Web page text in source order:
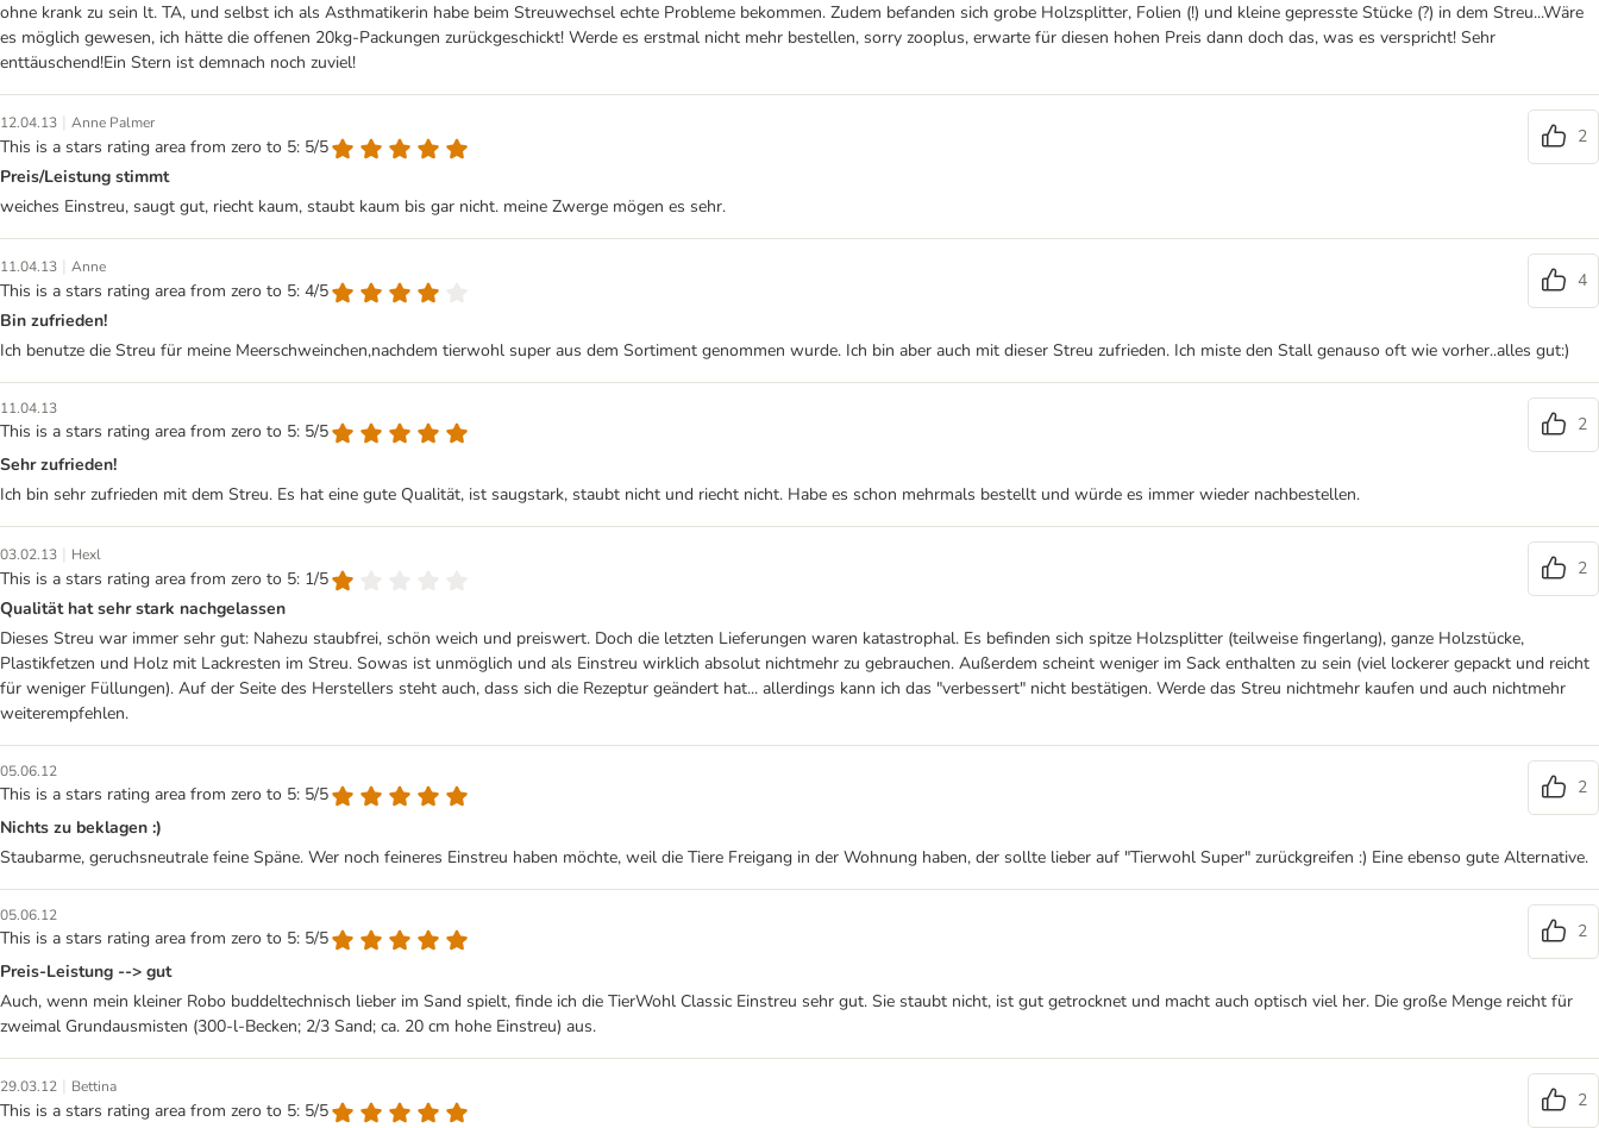
ohne krank zu sein lt. TA, und selbst ich als Asthmatikerin habe beim Streuwechsel echte Probleme bekommen. Zudem befanden sich grobe Holzsplitter, Folien (!) und kleine gepresste Stücke (?) in dem Streu...Wäre
es möglich gewesen, ich hätte die offenen 20kg-Packungen zurückgeschickt! Werde es erstmal nicht mehr bestellen, sorry zooplus, erwarte für diesen hohen Preis dann doch das, was es verspricht! Sehr
enttäuschend!Ein Stern ist demnach noch zuviel!
12.04.13 | Anne Palmer
This is a stars rating area from zero to 5: 5/5
2
Preis/Leistung stimmt
weiches Einstreu, saugt gut, riecht kaum, staubt kaum bis gar nicht. meine Zwerge mögen es sehr.
11.04.13 | Anne
This is a stars rating area from zero to 5: 4/5
4
Bin zufrieden!
Ich benutze die Streu für meine Meerschweinchen,nachdem tierwohl super aus dem Sortiment genommen wurde. Ich bin aber auch mit dieser Streu zufrieden. Ich miste den Stall genauso oft wie vorher..alles gut:)
11.04.13
This is a stars rating area from zero to 5: 5/5
2
Sehr zufrieden!
Ich bin sehr zufrieden mit dem Streu. Es hat eine gute Qualität, ist saugstark, staubt nicht und riecht nicht. Habe es schon mehrmals bestellt und würde es immer wieder nachbestellen.
03.02.13 | Hexl
This is a stars rating area from zero to 5: 1/5
2
Qualität hat sehr stark nachgelassen
Dieses Streu war immer sehr gut: Nahezu staubfrei, schön weich und preiswert. Doch die letzten Lieferungen waren katastrophal. Es befinden sich spitze Holzsplitter (teilweise fingerlang), ganze Holzstücke,
Plastikfetzen und Holz mit Lackresten im Streu. Sowas ist unmöglich und als Einstreu wirklich absolut nichtmehr zu gebrauchen. Außerdem scheint weniger im Sack enthalten zu sein (viel lockerer gepackt und reicht
für weniger Füllungen). Auf der Seite des Herstellers steht auch, dass sich die Rezeptur geändert hat... allerdings kann ich das "verbessert" nicht bestätigen. Werde das Streu nichtmehr kaufen und auch nichtmehr
weiterempfehlen.
05.06.12
This is a stars rating area from zero to 5: 5/5
2
Nichts zu beklagen :)
Staubarme, geruchsneutrale feine Späne. Wer noch feineres Einstreu haben möchte, weil die Tiere Freigang in der Wohnung haben, der sollte lieber auf "Tierwohl Super" zurückgreifen :) Eine ebenso gute Alternative.
05.06.12
This is a stars rating area from zero to 5: 5/5
2
Preis-Leistung --> gut
Auch, wenn mein kleiner Robo buddeltechnisch lieber im Sand spielt, finde ich die TierWohl Classic Einstreu sehr gut. Sie staubt nicht, ist gut getrocknet und macht auch optisch viel her. Die große Menge reicht für
zweimal Grundausmisten (300-l-Becken; 2/3 Sand; ca. 20 cm hohe Einstreu) aus.
29.03.12 | Bettina
This is a stars rating area from zero to 5: 5/5
2